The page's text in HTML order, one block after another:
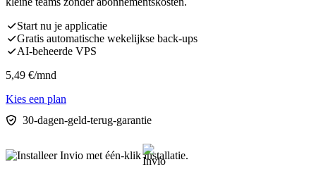
Start nu je applicatie
Gratis automatische wekelijkse back-ups
AI-beheerde VPS
5,49 €/mnd
Kies een plan
30-dagen-geld-terug-garantie